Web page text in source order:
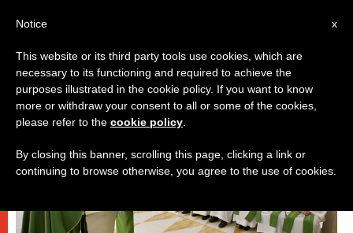
PAPI
x
Notice
This website or its third party tools use cookies, which are
necessary to its functioning and required to achieve the
purposes illustrated in the cookie policy. If you want to know
more or withdraw your consent to all or some of the cookies,
please refer to the cookie policy
By closing this banner, scrolling this page, clicking a link or
continuing to browse otherwise, you agree to the use of cookies.